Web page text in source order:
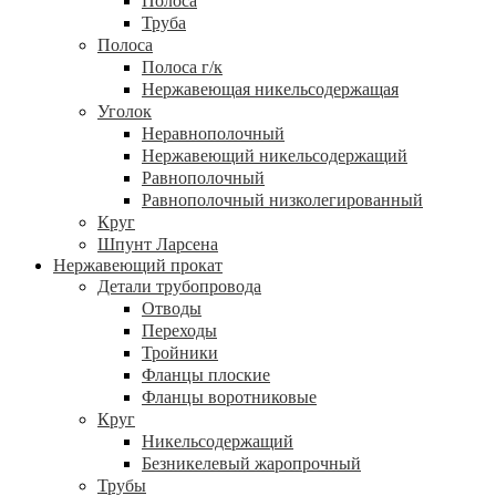
Труба
Полоса
Полоса г/к
Нержавеющая никельсодержащая
Уголок
Неравнополочный
Нержавеющий никельсодержащий
Равнополочный
Равнополочный низколегированный
Круг
Шпунт Ларсена
Нержавеющий прокат
Детали трубопровода
Отводы
Переходы
Тройники
Фланцы плоские
Фланцы воротниковые
Круг
Никельсодержащий
Безникелевый жаропрочный
Трубы